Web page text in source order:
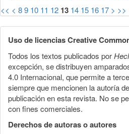
<< < 89 10 11 12 13 14 15 16 17 > >>
Uso de licencias Creative
Todos los textos publicados por
excepción, se distribuyen
4.0 Internacional, que permite a
siempre que mencionen la autoría
publicación en esta revista. No se
con fines comerciales.
Derechos de autoras o autores